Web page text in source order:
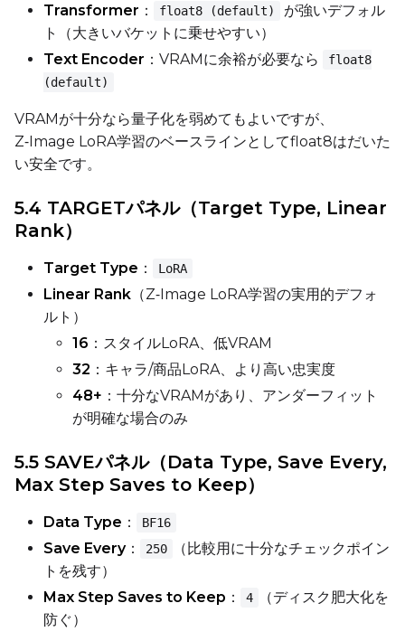
Width
Height
Seed
LoRA Scale
Prompt
Transformer ： float8 (default)
が強いデフォル
ト（大きいバケットに乗せやすい）
Text Encoder ：VRAMに余裕が必要なら
float8
(default)
VRAMが十分なら量子化を弱めてもよいですが、
Z‑Image LoRA学習のベースラインとしてfloat8はだいた
い安全です。
5.4 TARGETパネル（Target Type, Linear
Rank）
Target Type ： LoRA
Linear Rank （Z‑Image LoRA学習の実用的デフォ
ルト）
16 ：スタイルLoRA、低VRAM
32 ：キャラ/商品LoRA、より高い忠実度
48+ ：十分なVRAMがあり、アンダーフィット
が明確な場合のみ
5.5 SAVEパネル（Data Type, Save Every,
Max Step Saves to Keep）
Data Type ： BF16
Save Every： 250
（比較用に十分なチェックポイン
トを残す）
Max Step Saves to Keep ： 4
（ディスク肥大化を
防ぐ）